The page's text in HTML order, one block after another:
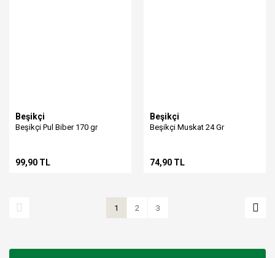
Beşikçi
Beşikçi Pul Biber 170 gr
99,90 TL
Beşikçi
Beşikçi Muskat 24 Gr
74,90 TL
1 2 3